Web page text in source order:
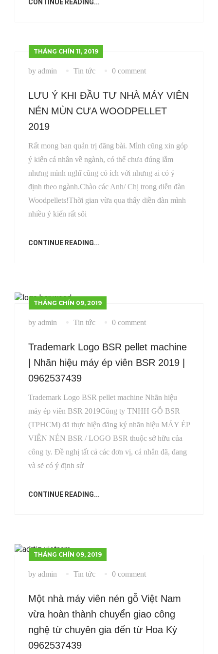
CONTINUE READING...
THÁNG CHÍN 11, 2019
by admin Tin tức 0 comment
LƯU Ý KHI ĐẦU TƯ NHÀ MÁY VIÊN
NÉN MÙN CƯA WOODPELLET
2019
Rất mong ban quản trị đăng bài. Mình cũng xin góp
ý kiến cá nhân về ngành, có thể chưa đúng lắm
nhưng mình nghĩ cũng có ích với nhưng ai có ý
định theo ngành.Chào các Anh/ Chị trong diễn đàn
Woodpellets!Thời gian vừa qua thấy diền đàn mình
nhiều ý kiến rất sôi
CONTINUE READING...
THÁNG CHÍN 09, 2019
by admin Tin tức 0 comment
Trademark Logo BSR pellet machine
| Nhãn hiệu máy ép viên BSR 2019 |
0962537439
Trademark Logo BSR pellet machine Nhãn hiệu
máy ép viên BSR 2019Công ty TNHH GỖ BSR
(TPHCM) đã thực hiện đăng ký nhãn hiệu MÁY ÉP
VIÊN NÉN BSR / LOGO BSR thuộc sở hữu của
công ty. Đề nghị tất cả các đơn vị, cá nhân đã, đang
và sẽ có ý định sử
CONTINUE READING...
THÁNG CHÍN 09, 2019
by admin Tin tức 0 comment
Một nhà máy viên nén gỗ Việt Nam
vừa hoàn thành chuyển giao công
nghệ từ chuyên gia đến từ Hoa Kỳ
0962537439